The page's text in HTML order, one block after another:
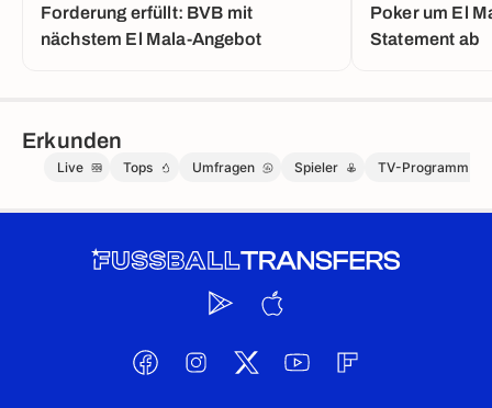
Forderung erfüllt: BVB mit
nächstem El Mala-Angebot
Poker um El
Statement ab
Erkunden
Live Tops Umfragen Spieler TV-Programm